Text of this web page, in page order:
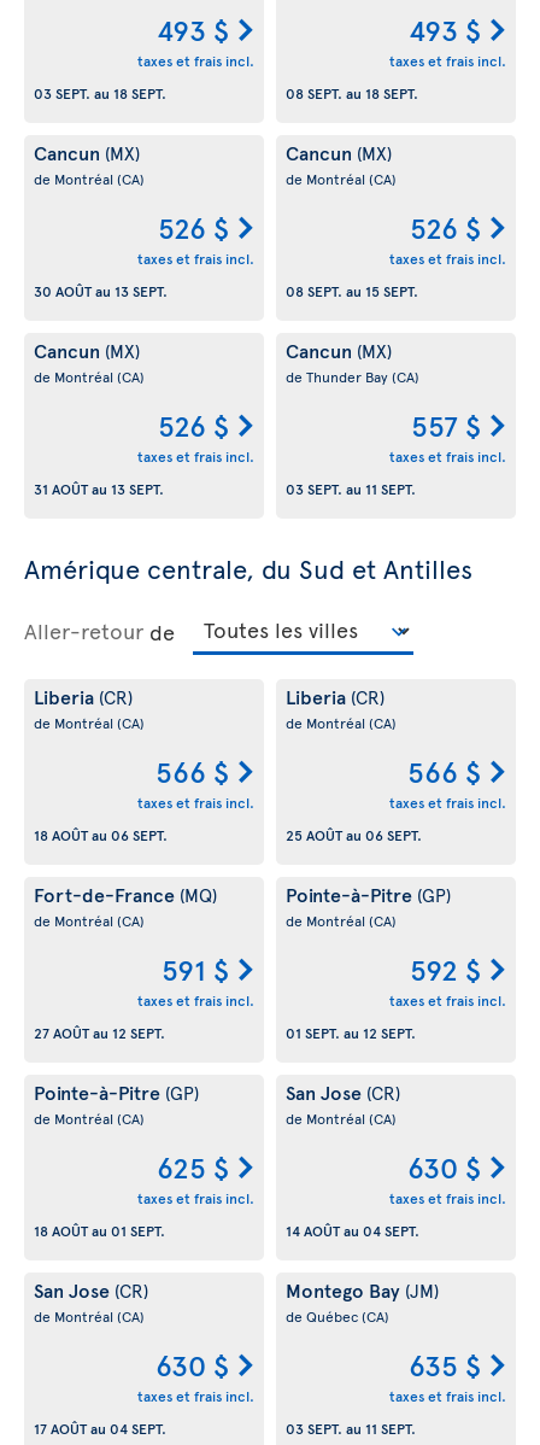
493 $
taxes et frais incl.
03 SEPT. au 18 SEPT.
493 $
taxes et frais incl.
08 SEPT. au 18 SEPT.
Cancun (MX)
de Montréal (CA)
526 $
taxes et frais incl.
30 AOÛTau 13 SEPT.
Cancun (MX)
de Montréal (CA)
526 $
taxes et frais incl.
08 SEPT. au 15 SEPT.
Cancun (MX)
de Montréal (CA)
526 $
taxes et frais incl.
31 AOÛTau 13 SEPT.
Cancun (MX)
de Thunder Bay(CA)
557 $
taxes et frais incl.
03 SEPT. au 11 SEPT.
Amérique centrale, du Sud et Antilles
Aller-retour de
Liberia (CR)
de Montréal (CA)
566 $
taxes et frais incl.
18 AOÛTau 06 SEPT.
Liberia (CR)
de Montréal (CA)
566 $
taxes et frais incl.
25 AOÛTau 06 SEPT.
Fort-de-France (MQ)
de Montréal (CA)
591 $
taxes et frais incl.
27 AOÛTau 12 SEPT.
Pointe-à-Pitre (GP)
de Montréal (CA)
592 $
taxes et frais incl.
01 SEPT. au 12 SEPT.
Pointe-à-Pitre (GP)
de Montréal (CA)
625 $
taxes et frais incl.
18 AOÛTau 01 SEPT.
San Jose (CR)
de Montréal (CA)
630 $
taxes et frais incl.
14 AOÛTau 04 SEPT.
San Jose (CR)
de Montréal (CA)
630 $
taxes et frais incl.
17 AOÛTau 04 SEPT.
Montego Bay (JM)
de Québec(CA)
635 $
taxes et frais incl.
03 SEPT. au 11 SEPT.